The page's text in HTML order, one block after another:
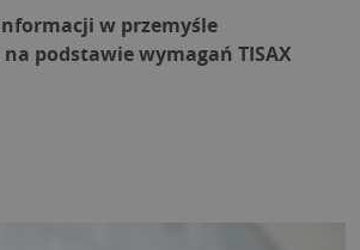
w przemyśle
podstawie wymagań TISAX